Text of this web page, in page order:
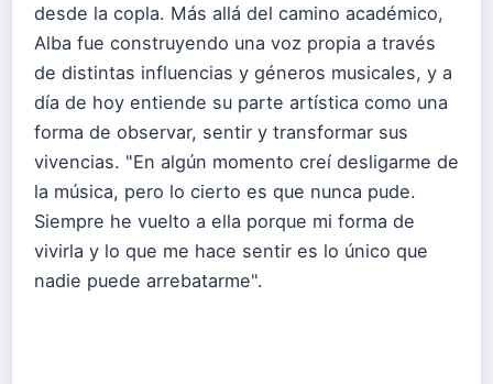
desde la copla. Más allá del camino académico,
Alba fue construyendo una voz propia a través
de distintas influencias y géneros musicales, y a
día de hoy entiende su parte artística como una
forma de observar, sentir y transformar sus
vivencias. "En algún momento creí desligarme de
la música, pero lo cierto es que nunca pude.
Siempre he vuelto a ella porque mi forma de
vivirla y lo que me hace sentir es lo único que
nadie puede arrebatarme".